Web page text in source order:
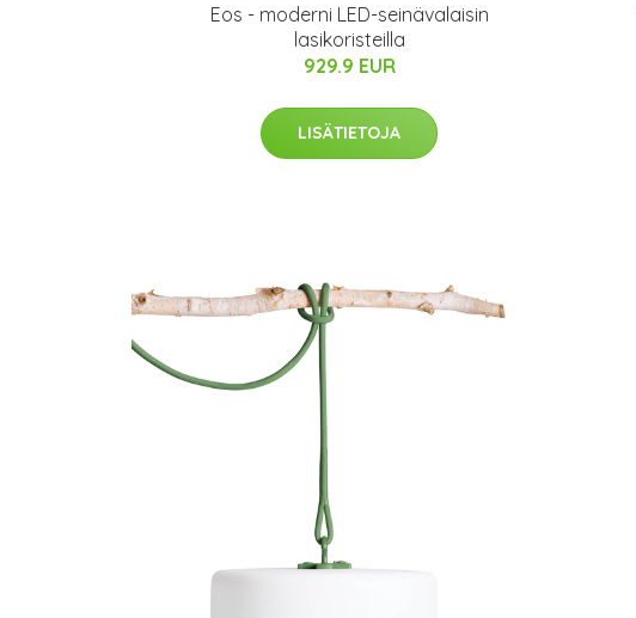
Eos - moderni LED-seinävalaisin
lasikoristeilla
929.9 EUR
LISÄTIETOJA